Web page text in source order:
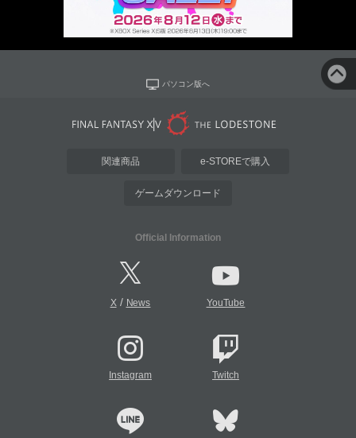
パソコン版へ
関連商品 e-STOREで購入
ゲームダウンロード
Official Information
X/ News YouTube
Instagram Twitch